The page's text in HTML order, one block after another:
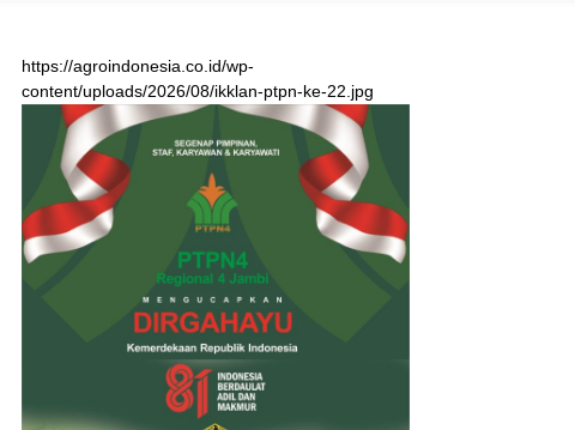
https://agroindonesia.co.id/wp-
content/uploads/2026/08/ikklan-ptpn-ke-22.jpg